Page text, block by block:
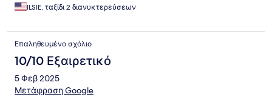
ILSIE, ταξίδι 2 διανυκτερεύσεων
Επαληθευμένο σχόλιο
10/10 Εξαιρετικό
5 Φεβ 2025
Μετάφραση Google